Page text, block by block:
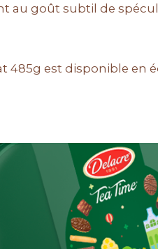
au goût subtil de
485g est disponible en